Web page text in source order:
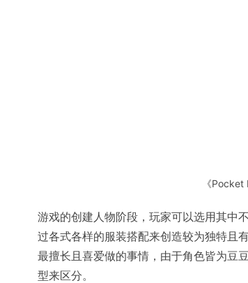
《
游戏的创建人物阶段，玩家可以选用其中
过各式各样的服装搭配来创造较为独特且
最擅长且喜爱做的事情，由于角色皆为豆
型来区分。